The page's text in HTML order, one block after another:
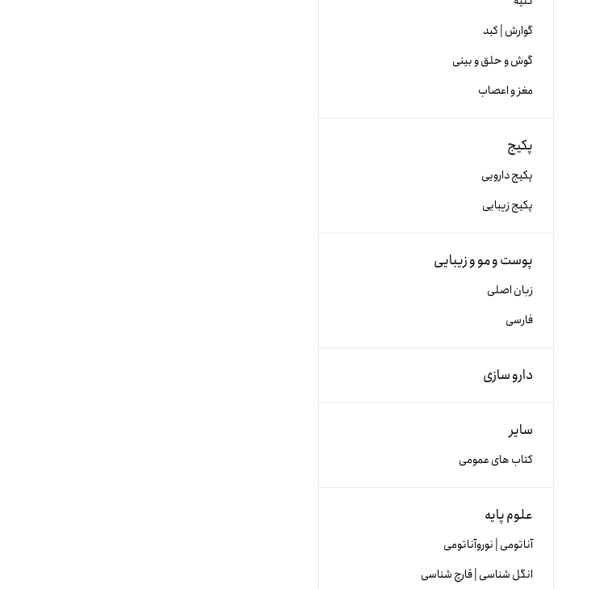
گوارش | کبد
گوش و حلق و بینی
مغز و اعصاب
پکیج
پکیج دارویی
پکیج زیبایی
پوست و مو و زیبایی
زبان اصلی
فارسی
دارو سازی
سایر
کتاب های عمومی
علوم پایه
آناتومی | نوروآناتومی
انگل شناسی | قارچ شناسی